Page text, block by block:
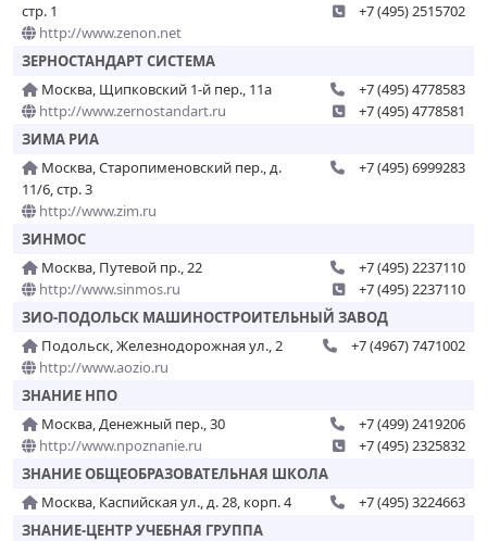
стр. 1
http://www.zenon.net
+7 (495) 2515702
ЗЕРНОСТАНДАРТ СИСТЕМА
Москва, Щипковский 1-й пер., 11а
http://www.zernostandart.ru
+7 (495) 4778583
+7 (495) 4778581
ЗИМА РИА
Москва, Старопименовский пер., д.
11/6, стр. 3
http://www.zim.ru
+7 (495) 6999283
ЗИНМОС
Москва, Путевой пр., 22
http://www.sinmos.ru
+7 (495) 2237110
+7 (495) 2237110
ЗИО-ПОДОЛЬСК МАШИНОСТРОИТЕЛЬНЫЙ ЗАВОД
Подольск, Железнодорожная ул., 2
http://www.aozio.ru
+7 (4967) 7471002
ЗНАНИЕ НПО
Москва, Денежный пер., 30
http://www.npoznanie.ru
+7 (499) 2419206
+7 (495) 2325832
ЗНАНИЕ ОБЩЕОБРАЗОВАТЕЛЬНАЯ ШКОЛА
Москва, Каспийская ул., д. 28, корп. 4
+7 (495) 3224663
ЗНАНИЕ-ЦЕНТР УЧЕБНАЯ ГРУППА